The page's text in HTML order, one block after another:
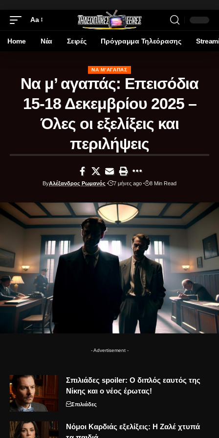
Aa
Home Νέα Σειρές Πρόγραμμα Τηλεόρασης
ΝΑ Μ'ΑΓΑΠΆΣ
Να μ’ αγαπάς: Επεισόδια
15-18 Δεκεμβρίου 2025 –
Όλες οι εξελίξεις και
περιλήψεις
ByΑλέξανδρος Ρωμανός 7 μήνες ago 8 Min Read
- Advertisement -
Σπιλιάδες spoiler: Ο διπλός εαυτός της
Νίκης και ο νέος έρωτας!
Σπιλιάδες
Νόμοι Καρδιάς εξελίξεις: Η Ζαλέ χτυπά